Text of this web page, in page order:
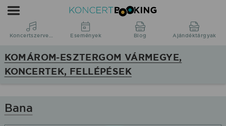
KoncertBooking
Koncertszervezés
Komárom-
Esztergom
koncertek,
fellépések
Koncertszervezés Események Blog Ajándéktárgyak
KOMÁROM-ESZTERGOM VÁRMEGYE,
KONCERTEK, FELLÉPÉSEK
Bana